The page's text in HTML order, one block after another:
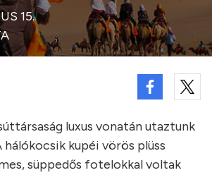
15.
luxus vonatán utaztunk
hálókocsik kupéi vörös plüss
süppedős fotelokkal voltak